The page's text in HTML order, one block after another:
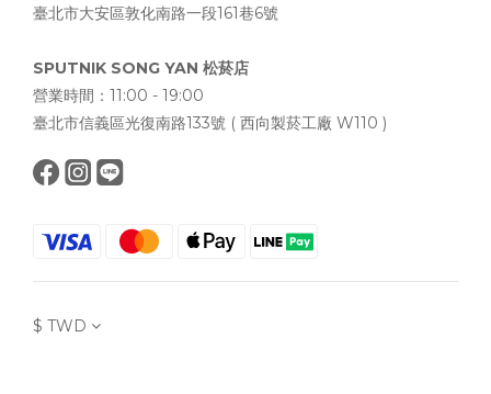
臺北市大安區敦化南路一段161巷6號
SPUTNIK SONG YAN 松菸店
營業時間：11:00 - 19:00
臺北市信義區光復南路133號 ( 西向製菸工廠 W110 )
$ TWD